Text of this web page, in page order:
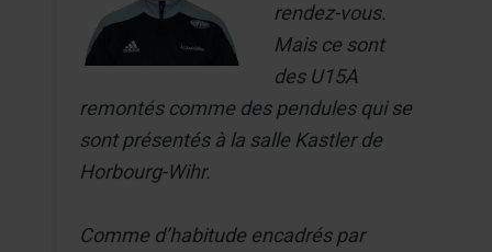
rendez-vous.
Mais ce sont
des U15A
remontés comme des pendules qui se
sont présentés à la salle Kastler de
Horbourg-Wihr.
Comme d’habitude encadrés par